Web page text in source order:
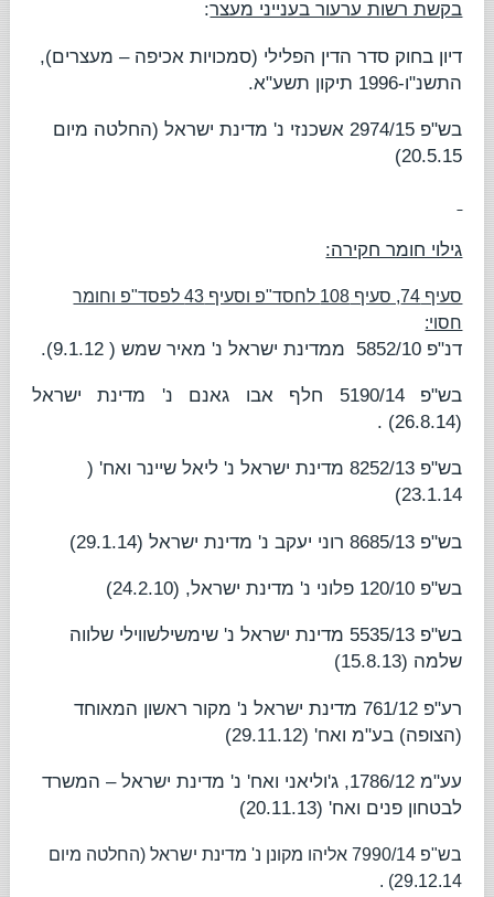
בקשת רשות ערעור בענייני מעצר:
דיון בחוק סדר הדין הפלילי (סמכויות אכיפה – מעצרים),
התשנ"ו-1996 תיקון תשע"א.
בש"פ 2974/15 אשכנזי נ' מדינת ישראל (החלטה מיום
20.5.15)
גילוי חומר חקירה:
סעיף 74, סעיף 108 לחסד"פ וסעיף 43 לפסד"פ וחומר
חסוי:
דנ"פ 5852/10 ממדינת ישראל נ' מאיר שמש( 9.1.12).
בש"פ 5190/14
חלף אבו גאנם נ' מדינת ישראל
(26.8.14) .
בש"פ 8252/13 מדינת ישראל נ' ליאל שיינר ואח'(
23.1.14)
בש"פ 8685/13 רוני יעקב נ' מדינת ישראל(29.1.14)
בש"פ 120/10 פלוני נ' מדינת ישראל, (24.2.10)
בש"פ 5535/13
מדינת ישראל נ' שימשילשווילי שלווה
שלמה (15.8.13)
רע"פ 761/12
מדינת ישראל נ' מקור ראשון המאוחד
(הצופה) בע"מ ואח'(29.11.12)
עע"מ 1786/12,
ג'וליאני ואח' נ' מדינת ישראל – המשרד
לבטחון פנים ואח'(20.11.13)
בש"פ 7990/14 אליהו מקונן נ' מדינת ישראל (החלטה מיום
29.12.14) .